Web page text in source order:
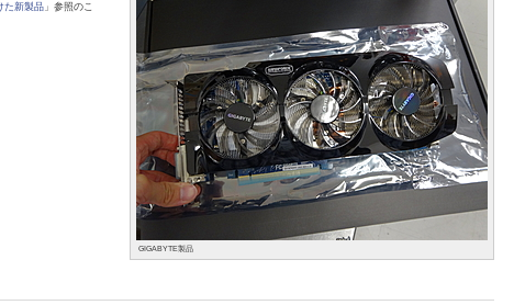
GIGABYTE製品
た新製品 」参照のこ